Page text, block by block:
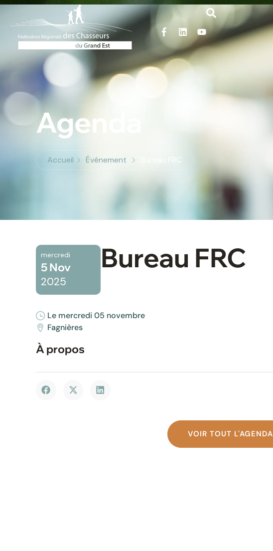
Agenda
Accueil Événement Bureau FRC
mercredi
5 Nov
2025
Bureau FRC
Le mercredi 05 novembre
Fagnières
À propos
VOIR TOUT L'AGENDA